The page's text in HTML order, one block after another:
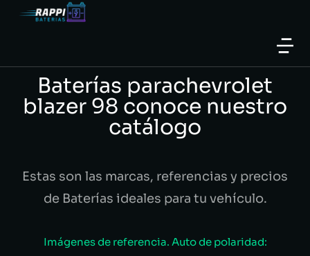
Baterías parachevrolet
blazer 98 conoce nuestro
catálogo
Estas son las marcas, referencias y precios
de Baterías ideales para tu vehículo.
Imágenes de referencia. Auto de polaridad: